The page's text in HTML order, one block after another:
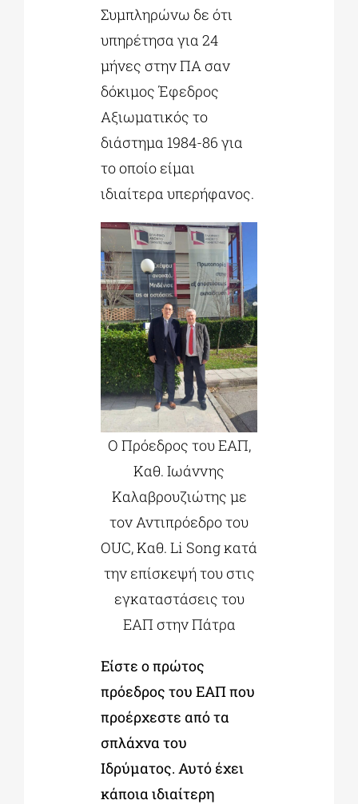
Συμπληρώνω δε ότι
υπηρέτησα για 24
μήνες στην ΠΑ σαν
δόκιμος Έφεδρος
Αξιωματικός το
διάστημα 1984-86 για
το οποίο είμαι
ιδιαίτερα υπερήφανος.
Ο Πρόεδρος του ΕΑΠ,
Καθ. Ιωάννης
Καλαβρουζιώτης με
τον Αντιπρόεδρο του
OUC, Καθ. Li Song κατά
την επίσκεψή του στις
εγκαταστάσεις του
ΕΑΠ στην Πάτρα
Είστε ο πρώτος
πρόεδρος του ΕΑΠ που
προέρχεστε από τα
σπλάχνα του
Ιδρύματος. Αυτό έχει
κάποια ιδιαίτερη